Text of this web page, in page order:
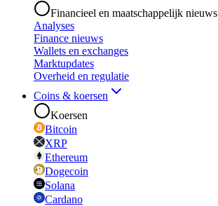
Financieel en maatschappelijk nieuws
Analyses
Finance nieuws
Wallets en exchanges
Marktupdates
Overheid en regulatie
Coins & koersen
Koersen
Bitcoin
XRP
Ethereum
Dogecoin
Solana
Cardano